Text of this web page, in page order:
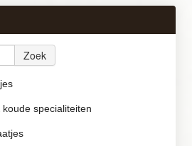
Zoek
specialiteiten